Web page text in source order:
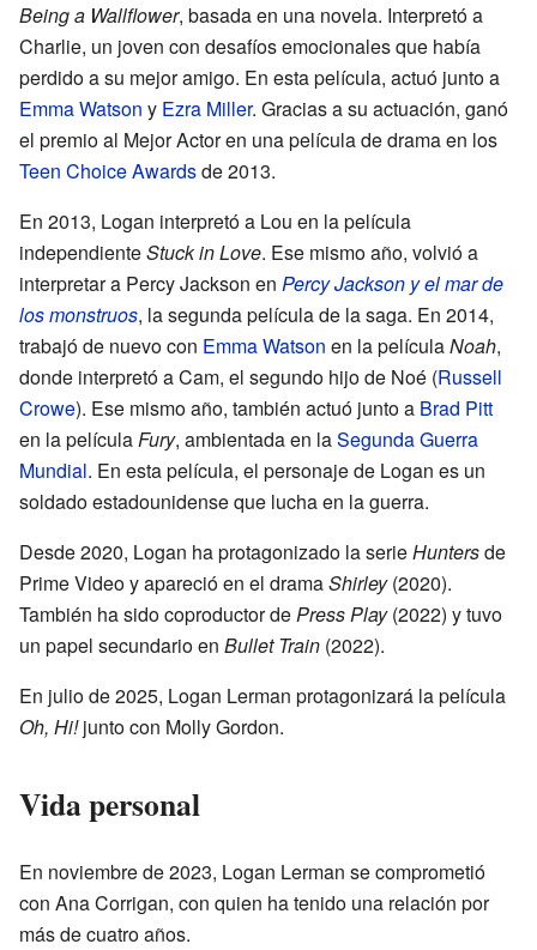
Being a Wallflower, basada en una novela. Interpretó a
Charlie, un joven con desafíos emocionales que había
perdido a su mejor amigo. En esta película, actuó junto a
Emma Watson y Ezra Miller. Gracias a su actuación, ganó
el premio al Mejor Actor en una película de drama en los
Teen Choice Awardsde 2013.
En 2013, Logan interpretó a Lou en la película
independienteStuck in Love. Ese mismo año, volvió a
interpretar a Percy Jackson en Percy Jackson y el mar de
los monstruos, la segunda película de la saga. En 2014,
trabajó de nuevo con Emma Watson en la películaNoah,
donde interpretó a Cam, el segundo hijo de Noé (Russell
Crowe). Ese mismo año, también actuó junto a Brad Pitt
en la películaFury, ambientada en laSegunda Guerra
Mundial. En esta película, el personaje de Logan es un
soldado estadounidense que lucha en la guerra.
Desde 2020, Logan ha protagonizado la serieHuntersde
Prime Video y apareció en el dramaShirley(2020).
También ha sido coproductor dePress Play(2022) y tuvo
un papel secundario en Bullet Train (2022).
En julio de 2025, Logan Lerman protagonizará la película
Oh, Hi!junto con Molly Gordon.
Vida personal
En noviembre de 2023, Logan Lerman se comprometió
con Ana Corrigan, con quien ha tenido una relación por
más de cuatro años.